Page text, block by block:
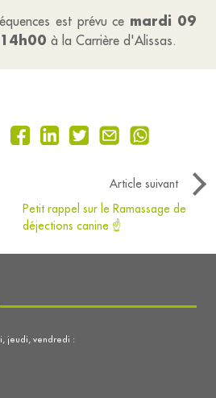
est prévu ce mardi 09
à la Carrière d'Alissas.
Article suivant
Petit rappel sur le Ramassage de
déjections canine ☝
jeudi, vendredi :